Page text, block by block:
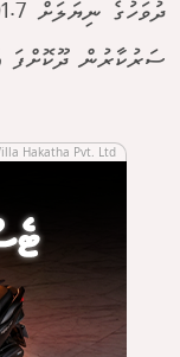
ސަރުކާރުން ދޫކޮށްފަ
Hakatha Pvt. Ltd